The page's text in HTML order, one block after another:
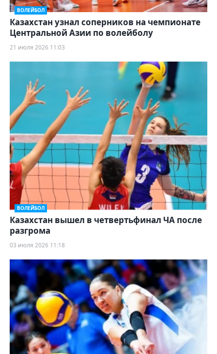
ВОЛЕЙБОЛ
Казахстан узнал соперников на чемпионате
Центральной Азии по волейболу
21 июля 2026 11:03
ВОЛЕЙБОЛ
Казахстан вышел в четвертьфинал ЧА после
разгрома
03 июля 2026 11:18